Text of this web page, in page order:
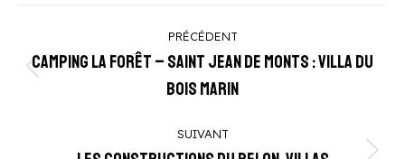
de
commentaire
PRÉCÉDENT
précédent
Camping la Forêt – Saint Jean de Monts : Villa du
Bois Marin
SUIVANT